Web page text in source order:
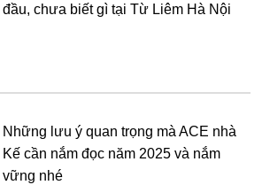
đầu, chưa biết gì tại Từ Liêm Hà Nội
Những lưu ý quan trọng mà ACE nhà
Kế cần nắm đọc năm 2025 và nắm
vững nhé